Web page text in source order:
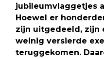
jubileumvlaggetjes
Hoewel er
zijn uitgedeeld, zijn
weinig versierde
teruggekomen.